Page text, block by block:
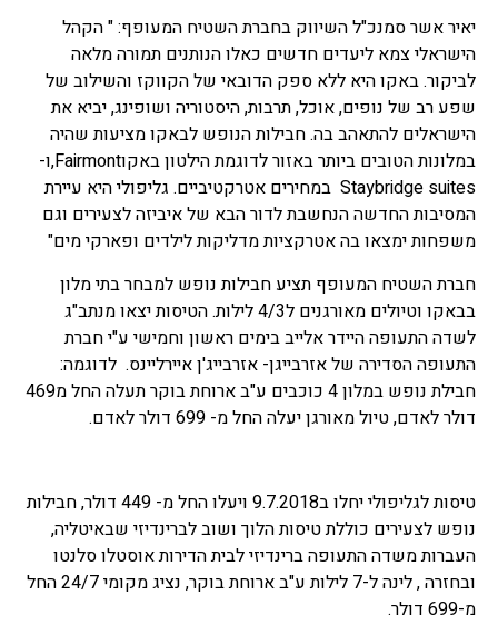
יאיר אשר סמנכ"ל השיווק בחברת השטיח המעופף: " הקהל
הישראלי צמא ליעדים חדשים כאלו הנותנים תמורה מלאה
לביקור. באקו היא ללא ספק הדובאי של הקווקז והשילוב של
שפע רב של נופים, אוכל, תרבות, היסטוריה ושופינג, יביא את
הישראלים להתאהב בה. חבילות הנופש לבאקו מציעות שהיה
במלונות הטובים ביותר באזור לדוגמת הילטון באקוFairmont,ו-
Staybridge suites במחירים אטרקטיביים. גליפולי היא עיירת
המסיבות החדשה הנחשבת לדור הבא של איביזה לצעירים וגם
משפחות ימצאו בה אטרקציות מדליקות לילדים ופארקי מים"
חברת השטיח המעופף תציע חבילות נופש למבחר בתי מלון
בבאקו וטיולים מאורגנים ל4/3 לילות. הטיסות יצאו מנתב"ג
לשדה התעופה היידר אלייב בימים ראשון וחמישי ע"י חברת
התעופה הסדירה של אזרבייגן- אזרבייג'ן איירליינס. לדוגמה:
חבילת נופש במלון 4 כוכבים ע"ב ארוחת בוקר תעלה החל מ469
דולר לאדם, טיול מאורגן יעלה החל מ- 699 דולר לאדם.
טיסות לגליפולי יחלו ב9.7.2018 ויעלו החל מ- 449 דולר, חבילות
נופש לצעירים כוללת טיסות הלוך ושוב לברינדיזי שבאיטליה,
העברות משדה התעופה ברינדיזי לבית הדירות אוסטלו סלנטו
ובחזרה , לינה ל-7 לילות ע"ב ארוחת בוקר, נציג מקומי 24/7 החל
מ-699 דולר.